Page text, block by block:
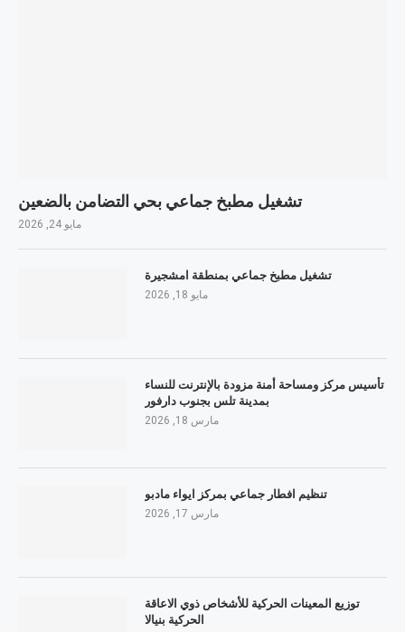
تشغيل مطبخ جماعي بحي التضامن بالضعين
مايو 24, 2026
تشغيل مطبخ جماعي بمنطقة امشجيرة
مايو 18, 2026
تأسيس مركز ومساحة أمنة مزودة بالإنترنت للنساء
بمدينة تلس بجنوب دارفور
مارس 18, 2026
تنظيم افطار جماعي بمركز ايواء مادبو
مارس 17, 2026
توزيع المعينات الحركية للأشخاص ذوي الاعاقة
الحركية بنيالا